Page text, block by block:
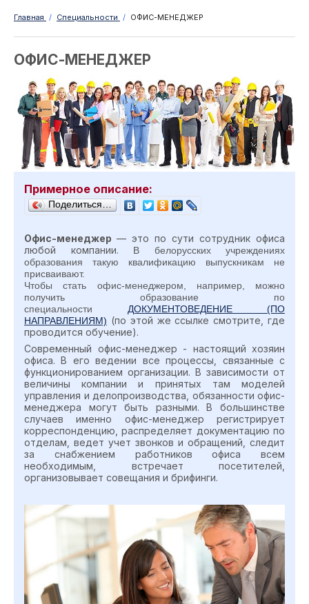
Главная / Специальности / ОФИС-МЕНЕДЖЕР
ОФИС-МЕНЕДЖЕР
Примерное описание:
Поделиться…
Офис-менеджер — это по сути сотрудник офиса
любой компании. В белорусских учреждениях
образования такую квалификацию выпускникам не
присваивают.
Чтобы стать офис-менеджером, например, можно
получить образование по
специальности ДОКУМЕНТОВЕДЕНИЕ (ПО
НАПРАВЛЕНИЯМ) (по этой же ссылке смотрите, где
проводится обучение).
Современный офис-менеджер - настоящий хозяин
офиса. В его ведении все процессы, связанные с
функционированием организации. В зависимости от
величины компании и принятых там моделей
управления и делопроизводства, обязанности офис-
менеджера могут быть разными. В большинстве
случаев именно офис-менеджер регистрирует
корреспонденцию, распределяет документацию по
отделам, ведет учет звонков и обращений, следит
за снабжением работников офиса всем
необходимым, встречает посетителей,
организовывает совещания и брифинги.